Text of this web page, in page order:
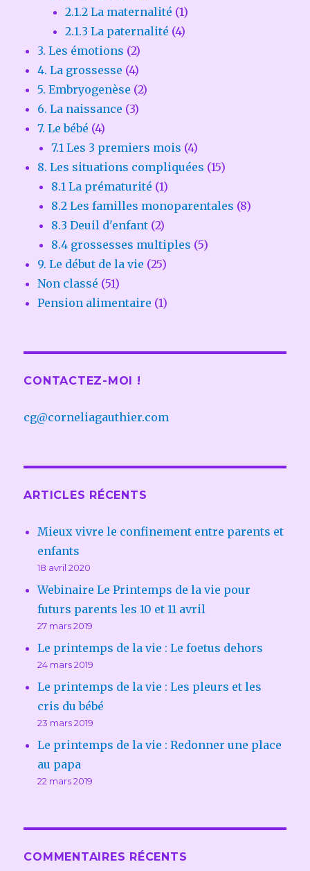
2.1.2 La maternalité (1)
2.1.3 La paternalité (4)
3. Les émotions (2)
4. La grossesse (4)
5. Embryogenèse (2)
6. La naissance (3)
7. Le bébé (4)
7.1 Les 3 premiers mois (4)
8. Les situations compliquées (15)
8.1 La prématurité (1)
8.2 Les familles monoparentales (8)
8.3 Deuil d'enfant (2)
8.4 grossesses multiples (5)
9. Le début de la vie (25)
Non classé (51)
Pension alimentaire (1)
CONTACTEZ-MOI !
cg@corneliagauthier.com
ARTICLES RÉCENTS
Mieux vivre le confinement entre parents et
enfants
18 avril 2020
Webinaire Le Printemps de la vie pour
futurs parents les 10 et 11 avril
27 mars 2019
Le printemps de la vie : Le foetus dehors
24 mars 2019
Le printemps de la vie : Les pleurs et les
cris du bébé
23 mars 2019
Le printemps de la vie : Redonner une place
au papa
22 mars 2019
COMMENTAIRES RÉCENTS